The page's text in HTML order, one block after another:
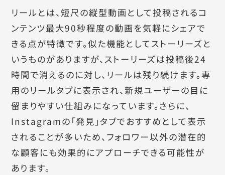
リールとは、短尺の縦型動画として投稿されるコ
ンテンツ最大90秒程度の動画を気軽にシェアで
きる点が特徴です。似た機能としてストーリーズと
いうものがありますが、ストーリーズは投稿後24
時間で消えるのに対し、リールは残り続けます。専
用のリールタブに表示され、新規ユーザーの目に
留まりやすい仕組みになっています。さらに、
Instagramの「発見」タブでおすすめとして表示
されることが多いため、フォロワー以外の潜在的
な顧客にも効果的にアプローチできる可能性が
あります。